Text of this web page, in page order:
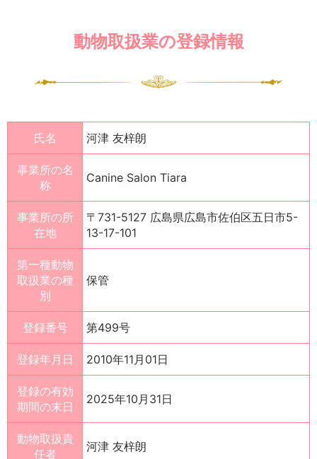
動物取扱業の登録情報
氏名 河津 友梓朗
事業所の名
称
Canine Salon Tiara
事業所の所
在地
〒731-5127 広島県広島市佐伯区五日市5-
13-17-101
第一種動物
取扱業の種
別
保管
登録番号 第499号
登録年月日 2010年11月01日
登録の有効
期間の末日
2025年10月31日
動物取扱責
任者
河津 友梓朗